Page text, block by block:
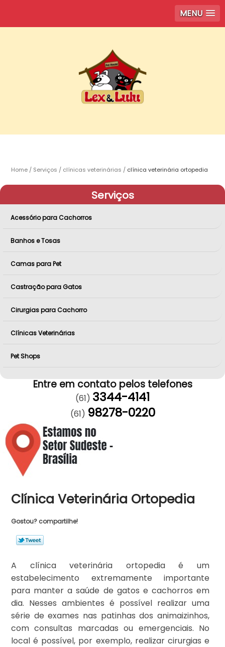
MENU
Home Serviços clínicas veterinárias clínica veterinária ortopedia
Serviços
Acessório para Cachorros
Banhos e Tosas
Camas para Pet
Castração para Gatos
Cirurgias para Cachorro
Clínicas Veterinárias
Pet Shops
Entre em contato pelos telefones
(61) 3344-4141
(61) 98278-0220
Clínica Veterinária Ortopedia
Gostou? compartilhe!
A clínica veterinária ortopedia é um
estabelecimento extremamente importante
para manter a saúde de gatos e cachorros em
dia. Nesses ambientes é possível realizar uma
série de exames nas patinhas dos animaizinhos,
com consultas marcadas ou emergenciais. No
local é possível, por exemplo, realizar cirurgias e